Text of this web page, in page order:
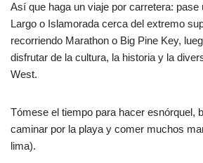
Así que haga un viaje por carretera:
Largo o Islamorada cerca del extremo
recorriendo Marathon o Big Pine Key,
disfrutar de la cultura, la historia y la
West.
Tómese el tiempo para hacer esnórquel,
caminar por la playa y comer muchos
lima).